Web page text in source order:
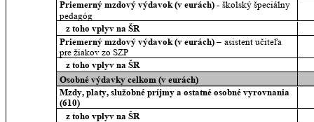
Priemerný mzdový výdavok (v eurách) - školský špeciálny
pedagóg
   z toho vplyv na ŠR
Priemerný mzdový výdavok (v eurách) – asistent učiteľa
pre žiakov zo SZP
   z toho vplyv na ŠR
Osobné výdavky celkom (v eurách)
Mzdy, platy, služobné príjmy a ostatné osobné vyrovnania
(610)
   z toho vplyv na ŠR